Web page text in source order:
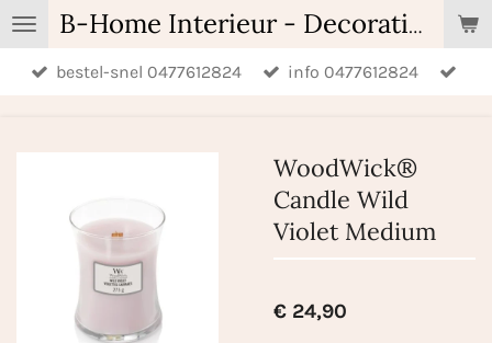
Ga
direct
naar
B-Home Interieur - Decoratie & Geschenken - Geurartikelen
bestel-snel 0477612824 info 0477612824
WoodWick®
Candle Wild
Violet Medium
€ 24,90